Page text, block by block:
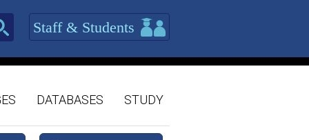
Staff & Students
DATABASES STUDY